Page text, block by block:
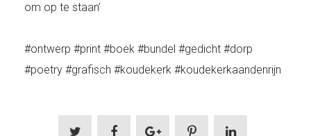
om op te staan’
#ontwerp #print #boek #bundel #gedicht #dorp
#poetry #grafisch #koudekerk #koudekerkaandenrijn